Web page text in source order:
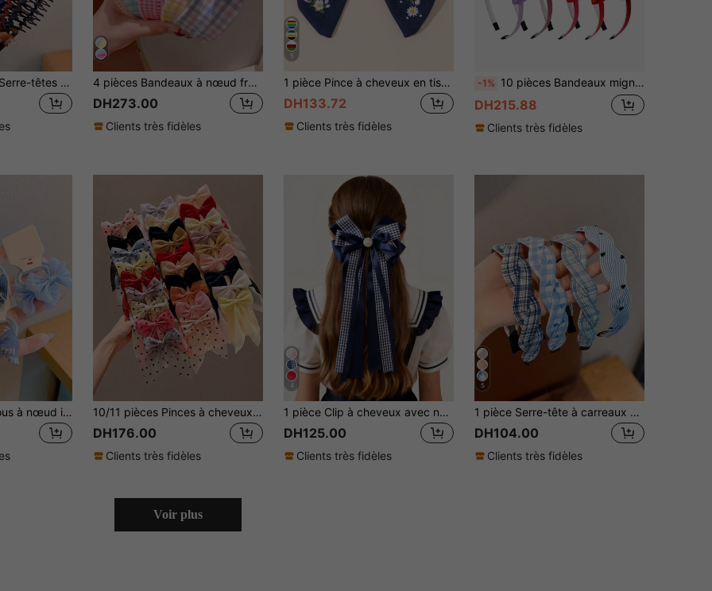
1/4/7/9/20 pièces Serre-têtes simples de couleur bonbon unie, style coréen, bandeaux tressés ondulés sans dommage avec dents, convient pour un usage quotidien et décontracté 4 pièces Bandeaux à nœud frais et doux pour filles, bandeaux larges en tissu à carreaux colorés antidérapants, convenant pour le port quotidien, la rentrée scolaire, à assortir avec les vêtements
DH273.00
Clients très fidèles
5
1 pièce Pince à cheveux en tissu bleu marine, brodée de 26 lettres & fleurs, accessoire de cheveux pince crocodile à la mode, cadeau de fête pour filles, cadeau de rentrée scolaire
DH133.72
Clients très fidèles
-1% 10 pièces Bandeaux mignons avec nœud papillon, accessoires pour les cheveux en ruban à nœud papillon de couleur unie antidérapants pour filles
DH215.88
Clients très fidèles
10 pièces Chouchous à nœud imprimés à la mode pour filles (carte aléatoire) 10/11 pièces Pinces à cheveux nœud minimalistes à la mode pour filles, polyvalentes pour le port quotidien, convenant pour les fêtes et les rassemblements
DH176.00
Clients très fidèles
4
1 pièce Clip à cheveux avec nœud ruban à carreaux bleus, style polyvalent et décontracté pour l'école. Convient pour le campus et l'usage quotidien
DH125.00
Clients très fidèles
5
1 pièce Serre-tête à carreaux pour fille, serre-tête tressé polyvalent antidérapant
DH104.00
Clients très fidèles
Voir plus